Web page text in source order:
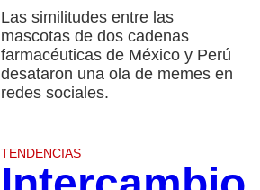
Las similitudes entre las
mascotas de dos cadenas
farmacéuticas de México y Perú
desataron una ola de memes en
redes sociales.
TENDENCIAS